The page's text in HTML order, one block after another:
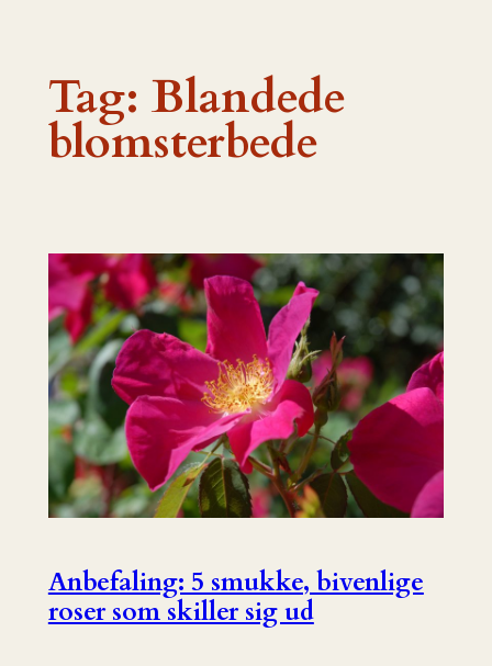
Tag: Blandede
blomsterbede
Anbefaling: 5 smukke, bivenlige
roser som skiller sig ud